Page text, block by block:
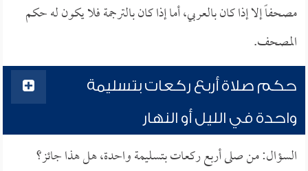
مصحفاً إلا إذا كان بالعربي، أما إذا كان بالترجمة فلا يكون له حكم
المصحف.
حكم صلاة أربع ركعات بتسليمة
واحدة في الليل أو النهار
السؤال: من صلى أربع ركعات بتسليمة واحدة، هل هذا جائز؟